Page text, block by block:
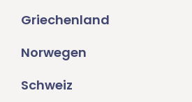
Griechenland
Norwegen
Schweiz